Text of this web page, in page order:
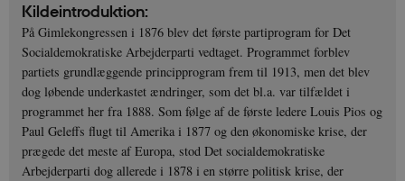
Kildeintroduktion:
På Gimlekongressen i 1876 blev det første partiprogram for Det
Socialdemokratiske Arbejderparti vedtaget. Programmet forblev
partiets grundlæggende principprogram frem til 1913, men det blev
dog løbende underkastet ændringer, som det bl.a. var tilfældet i
programmet her fra 1888. Som følge af de første ledere Louis Pios og
Paul Geleffs flugt til Amerika i 1877 og den økonomiske krise, der
prægede det meste af Europa, stod Det socialdemokratiske
Arbejderparti dog allerede i 1878 i en større politisk krise, der